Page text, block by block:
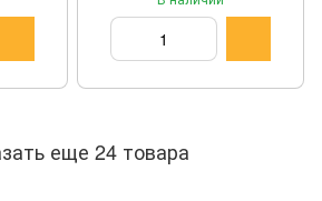
еще 24 товара